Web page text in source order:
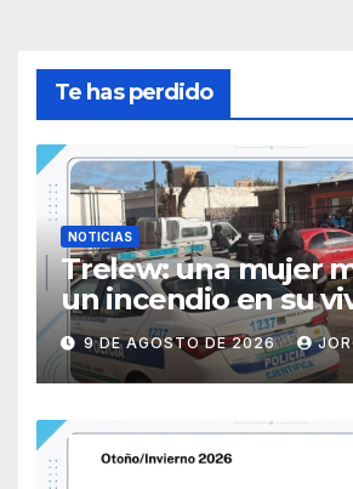
Te has perdido
NOTICIAS
Trelew: una mujer
un incendio en su
9 DE AGOSTO DE 2026